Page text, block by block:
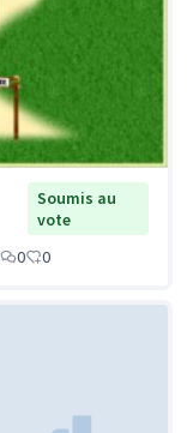
Soumis au
vote
0 0